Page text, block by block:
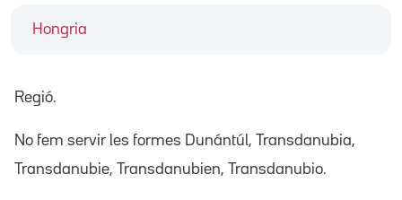
Hongria
Regió.
No fem servir les formes Dunántúl, Transdanubia,
Transdanubie, Transdanubien, Transdanubio.